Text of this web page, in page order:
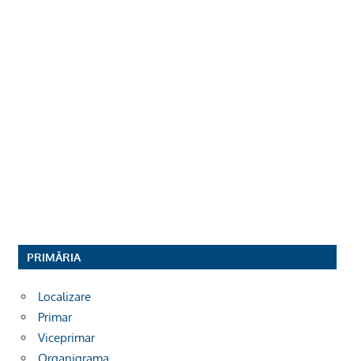
PRIMĂRIA
Localizare
Primar
Viceprimar